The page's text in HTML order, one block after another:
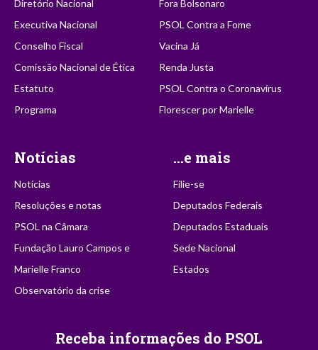
Diretório Nacional
Executiva Nacional
Conselho Fiscal
Comissão Nacional de Ética
Estatuto
Programa
Fora Bolsonaro
PSOL Contra a Fome
Vacina Já
Renda Justa
PSOL Contra o Coronavírus
Florescer por Marielle
Notícias
Notícias
Resoluções e notas
PSOL na Câmara
Fundação Lauro Campos e
Marielle Franco
Observatório da crise
...e mais
Filie-se
Deputados Federais
Deputados Estaduais
Sede Nacional
Estados
Receba informações do PSOL